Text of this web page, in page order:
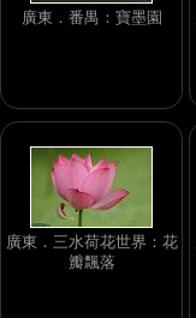
廣東．番禺：寶墨園
廣東．三水荷花世界：花
瓣飄落